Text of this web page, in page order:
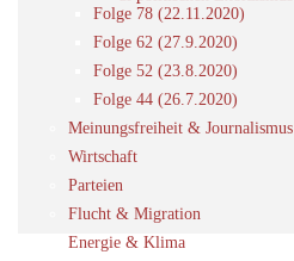
Folge 78 (22.11.2020)
Folge 62 (27.9.2020)
Folge 52 (23.8.2020)
Folge 44 (26.7.2020)
Meinungsfreiheit & Journalismus
Wirtschaft
Parteien
Flucht & Migration
Energie & Klima